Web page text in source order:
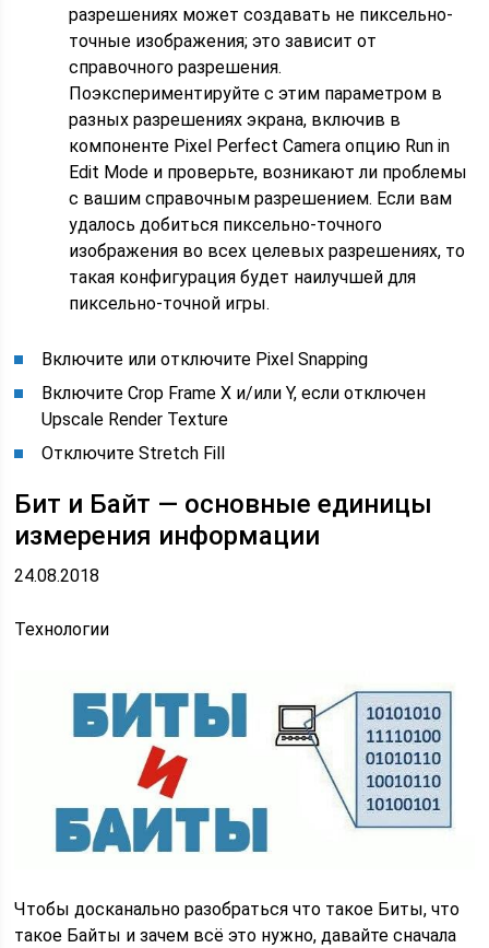
разрешениях может создавать не пиксельно-
точные изображения; это зависит от
справочного разрешения.
Поэкспериментируйте с этим параметром в
разных разрешениях экрана, включив в
компоненте Pixel Perfect Camera опцию Run in
Edit Mode и проверьте, возникают ли проблемы
с вашим справочным разрешением. Если вам
удалось добиться пиксельно-точного
изображения во всех целевых разрешениях, то
такая конфигурация будет наилучшей для
пиксельно-точной игры.
Включите или отключите Pixel Snapping
Включите Crop Frame X и/или Y, если отключен
Upscale Render Texture
Отключите Stretch Fill
Бит и Байт — основные единицы
измерения информации
24.08.2018
Технологии
Чтобы досканально разобраться что такое Биты, что
такое Байты и зачем всё это нужно, давайте сначала